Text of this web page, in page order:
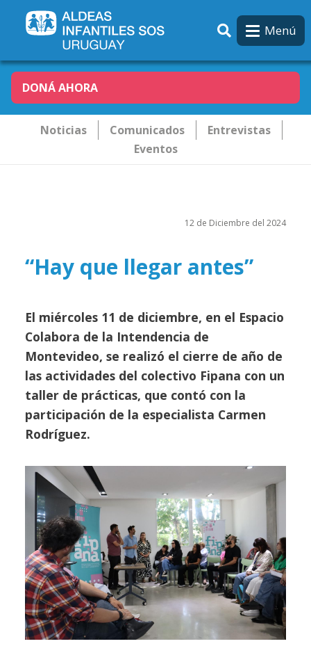
Menú
DONÁ AHORA
Novededades
Noticias Comunicados
Entrevistas
Eventos
12 de Diciembre del 2024
“Hay que llegar antes”
El miércoles 11 de diciembre, en el Espacio
Colabora de la Intendencia de
Montevideo, se realizó el cierre de año de
las actividades del colectivo Fipana con un
taller de prácticas, que contó con la
participación de la especialista Carmen
Rodríguez.